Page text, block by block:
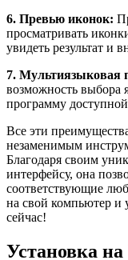
6. Превью иконок:
просматривать
увидеть результат и
7. Мультиязыковая
возможность выбора
программу
Все эти
незаменимым
Благодаря своим
интерфейсу, она
соответствующие
на свой компьютер и
сейчас!
Установка